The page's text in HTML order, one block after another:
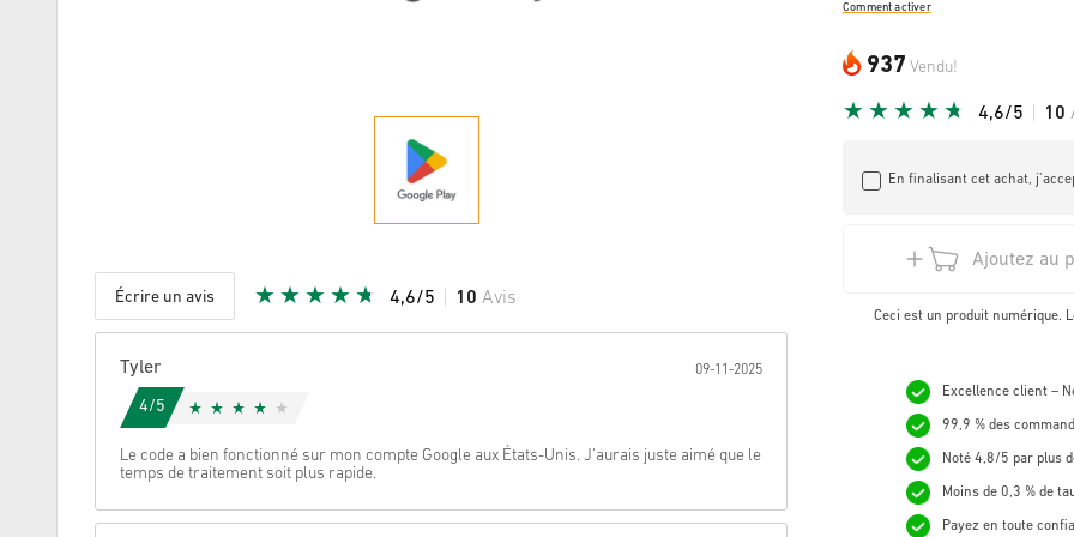
Écrire un avis 4,6/5 10 Avis
Tyler 09-11-2025
4/5
Le code a bien fonctionné sur mon compte Google aux États-Unis. J'aurais juste aimé que le
temps de traitement soit plus rapide.
Comment activer
937 Vendu!
4,6/5 10
En finalisant cet achat,
Ajoutez au
Ceci est un produit numérique.
Excellence client –
99,9 % des
Noté 4,8/5 par plus
Moins de 0,3 % de
Payez en toute